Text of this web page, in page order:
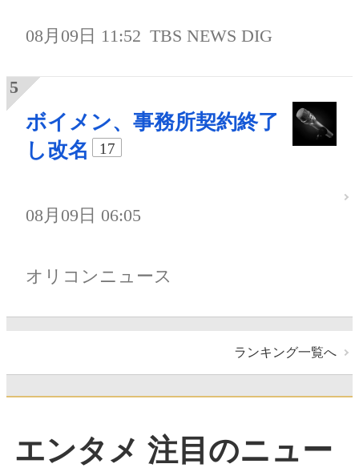
08月09日 11:52 TBS NEWS DIG
ボイメン、事務所契約終了
し改名
17
08月09日 06:05
オリコンニュース
ランキング一覧へ
エンタメ 注目のニュー